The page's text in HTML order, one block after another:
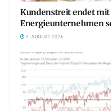
Kundenstreit endet
Energieunternehmen
3. AUGUST 2026